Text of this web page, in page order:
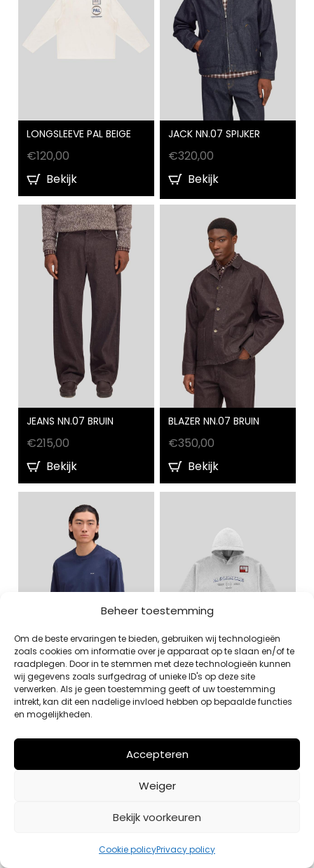
Beheer toestemming
Om de beste ervaringen te bieden, gebruiken wij technologieën
zoals cookies om informatie over je apparaat op te slaan en/of te
raadplegen. Door in te stemmen met deze technologieën kunnen
wij gegevens zoals surfgedrag of unieke ID's op deze site
verwerken. Als je geen toestemming geeft of uw toestemming
intrekt, kan dit een nadelige invloed hebben op bepaalde functies
en mogelijkheden.
Accepteren
Weiger
Bekijk voorkeuren
Cookie policyPrivacy policy
LONGSLEEVE PAL BEIGE
€120,00
Bekijk
JACK NN.07 SPIJKER
€320,00
Bekijk
JEANS NN.07 BRUIN
€215,00
Bekijk
BLAZER NN.07 BRUIN
€350,00
Bekijk
T-SHIRT NN.07 BLAUW HOODIE PAL GRIJS
Bekijk